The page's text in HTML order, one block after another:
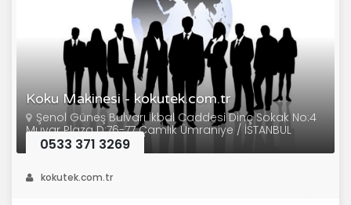
Koku Makinesi - kokutek.com.tr
Şenol Güneş Bulvarı İkbal Caddesi Dinç Sokak No:4
Muyar Plaza D:76-77 Çamlık Ümraniye / İSTANBUL
0533 371 3269
kokutek.com.tr